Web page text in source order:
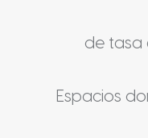
de tasa
Espacios